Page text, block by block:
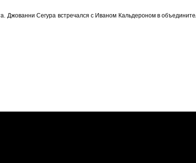
Джованни Сегура встречался с Иваном Кальдероном в